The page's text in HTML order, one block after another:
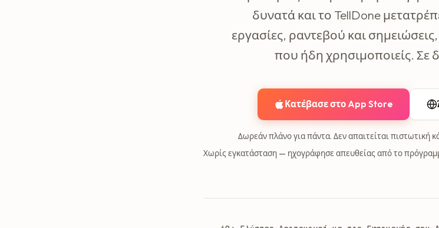
δυνατά και το TellDone
εργασίες, ραντεβού και
που ήδη χρησιμοποιείς. Σε
Κατέβασε στο App Store
Δωρεάν πλάνο για πάντα. Δεν απαιτείται πιστωτική
Χωρίς εγκατάσταση — ηχογράφησε απευθείας από το